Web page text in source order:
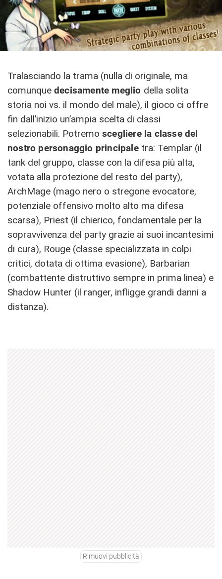
Tralasciando la trama (nulla di originale, ma
comunque decisamente meglio della solita
storia noi vs. il mondo del male), il gioco ci offre
fin dall’inizio un’ampia scelta di classi
selezionabili. Potremo scegliere la classe del
nostro personaggio principaletra: Templar (il
tank del gruppo, classe con la difesa più alta,
votata alla protezione del resto del party),
ArchMage (mago nero o stregone evocatore,
potenziale offensivo molto alto ma difesa
scarsa), Priest (il chierico, fondamentale per la
sopravvivenza del party grazie ai suoi incantesimi
di cura), Rouge (classe specializzata in colpi
critici, dotata di ottima evasione), Barbarian
(combattente distruttivo sempre in prima linea) e
Shadow Hunter (il ranger, infligge grandi danni a
distanza).
Rimuovi pubblicità